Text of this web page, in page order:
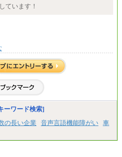
リアサイトよりご確認ください。
～230,000円＋地域間調整給
リアサイトよりご確認ください。
ニケーションデザイン
円
：20,000円（一律支給）※みなし
間は10.43時間。
間外手当等を支給。
ています！
ーワード検索]
の長い企業 音声言語機能障がい 車